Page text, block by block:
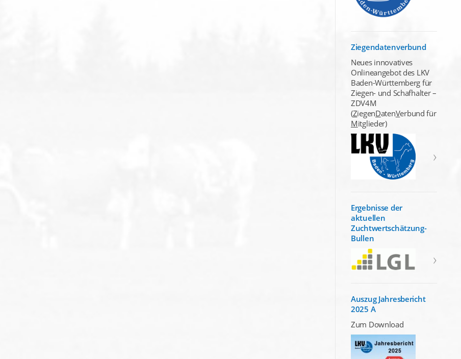
Ziegendatenverbund
Neues innovatives
Onlineangebot des LKV
Baden-Württemberg für
Ziegen- und Schafhalter –
ZDV4M
(ZiegenDatenVerbund für
Mitglieder)
Ergebnisse der
aktuellen
Zuchtwertschätzung-
Bullen
Auszug Jahresbericht
2025 A
Zum Download